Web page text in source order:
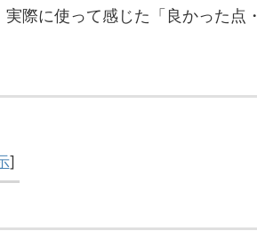
際に使って感じた「良かった点・
]